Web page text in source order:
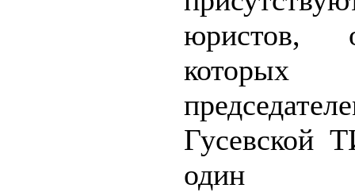
юристов,
которых
Гусевской
один